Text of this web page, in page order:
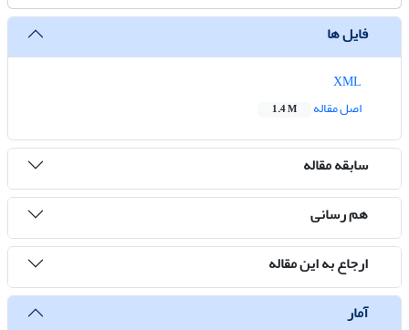
فایل ها
اصل مقاله
1.4 M
سابقه مقاله
هم رسانی
ارجاع به این مقاله
آمار